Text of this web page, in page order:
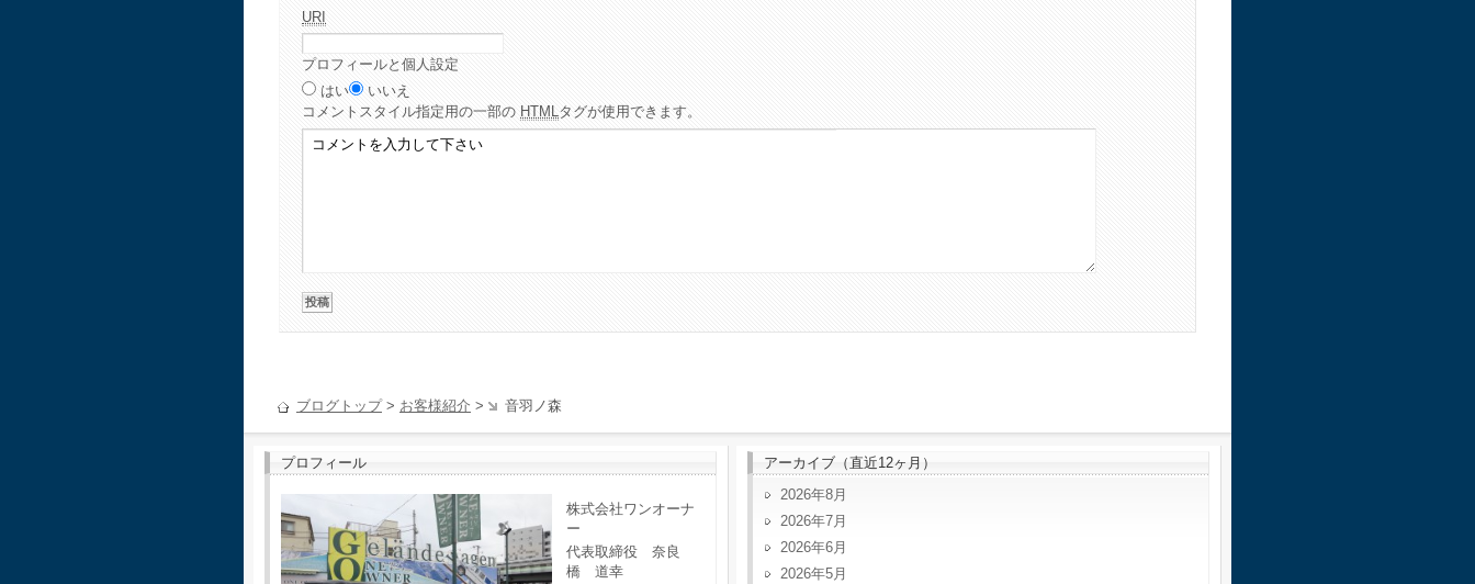
URI
プロフィールと個人設定
はい
いいえ
コメント スタイル指定用の一部の HTMLタグが使用できます。
ブログトップ> お客様紹介 > 音羽ノ森
プロフィール
株式会社ワンオーナ
ー
代表取締役 奈良
橋 道幸
アーカイブ（直近12ヶ月）
2026年8月
2026年7月
2026年6月
2026年5月